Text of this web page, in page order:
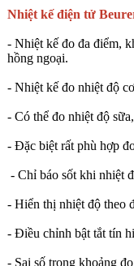
Nhiệt kế điện tử
- Nhiệt kế đo đa điểm,
hồng ngoại.
- Nhiệt kế đo nhiệt độ
- Có thể đo nhiệt độ
- Đặc biệt rất phù hợp
- Chỉ báo sốt khi nhiệt
- Hiển thị nhiệt độ theo
- Điều chỉnh bật tắt tín
- Sai số trong khoảng